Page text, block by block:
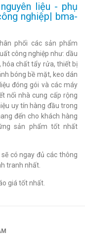
liệu - phụ
nghiệp| bma-
phối các sản phẩm
công nghiệp như: dầu
hóa chất tẩy rửa, thiết bị
bóng bề mặt, keo dán
đóng gói và các máy
nối nhà cung cấp rộng
uy tín hàng đầu trong
đến cho khách hàng
sản phẩm tốt nhất
có ngay đủ các thông
tranh nhất.
giá tốt nhất.